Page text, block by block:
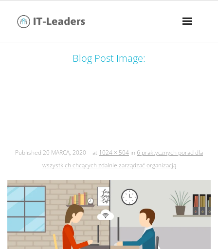
Blog Post Image:
Published 20 MARCA, 2020 at 1024 × 504 in 6 praktycznych porad dla
wszystkich chcących zdalnie zarządzać organizacją